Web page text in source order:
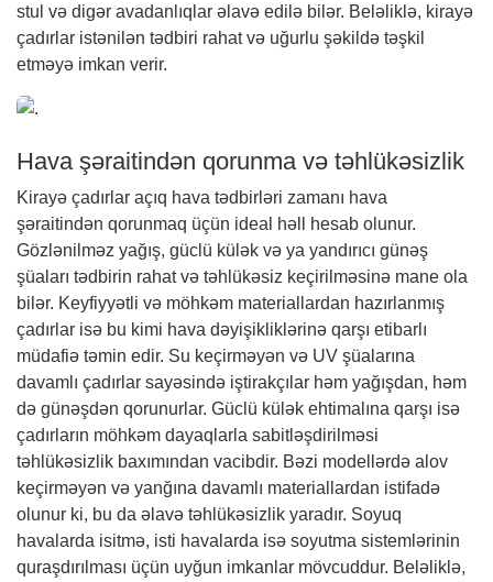
stul və digər avadanlıqlar əlavə edilə bilər. Beləliklə, kirayə
çadırlar istənilən tədbiri rahat və uğurlu şəkildə təşkil
etməyə imkan verir.
Hava şəraitindən qorunma və təhlükəsizlik
Kirayə çadırlar açıq hava tədbirləri zamanı hava
şəraitindən qorunmaq üçün ideal həll hesab olunur.
Gözlənilməz yağış, güclü külək və ya yandırıcı günəş
şüaları tədbirin rahat və təhlükəsiz keçirilməsinə mane ola
bilər. Keyfiyyətli və möhkəm materiallardan hazırlanmış
çadırlar isə bu kimi hava dəyişikliklərinə qarşı etibarlı
müdafiə təmin edir. Su keçirməyən və UV şüalarına
davamlı çadırlar sayəsində iştirakçılar həm yağışdan, həm
də günəşdən qorunurlar. Güclü külək ehtimalına qarşı isə
çadırların möhkəm dayaqlarla sabitləşdirilməsi
təhlükəsizlik baxımından vacibdir. Bəzi modellərdə alov
keçirməyən və yanğına davamlı materiallardan istifadə
olunur ki, bu da əlavə təhlükəsizlik yaradır. Soyuq
havalarda isitmə, isti havalarda isə soyutma sistemlərinin
quraşdırılması üçün uyğun imkanlar mövcuddur. Beləliklə,